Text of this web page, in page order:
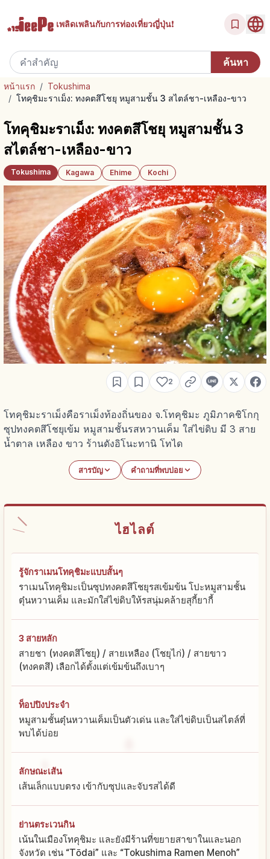
เพลิดเพลินกับการท่องเที่ยวญี่ปุ่น!
หน้าแรก / Tokushima
/ โทคุชิมะราเม็ง: ทงคตสึโชยุ หมูสามชั้น 3 สไตล์ชา-เหลือง-ขาว
โทคุชิมะราเม็ง: ทงคตสึโชยุ หมูสามชั้น 3
สไตล์ชา-เหลือง-ขาว
Tokushima Kagawa Ehime Kochi
2
โทคุชิมะราเม็งคือราเม็งท้องถิ่นของ จ.โทคุชิมะ ภูมิภาคชิโกกุ
ซุปทงคตสึโชยุเข้ม หมูสามชั้นรสหวานเค็ม ใส่ไข่ดิบ มี 3 สาย
น้ำตาล เหลือง ขาว ร้านดังอิโนะทานิ โทได
สารบัญ คำถามที่พบบ่อย
ไฮไลต์
รู้จักราเมนโทคุชิมะแบบสั้นๆ
ราเมนโทคุชิมะเป็นซุปทงคตสึโชยุรสเข้มข้น โปะหมูสามชั้น
ตุ๋นหวานเค็ม และมักใส่ไข่ดิบให้รสนุ่มคล้ายสุกี้ยากี้
3 สายหลัก
สายชา (ทงคตสึโชยุ) / สายเหลือง (โชยุไก่) / สายขาว
(ทงคตสึ) เลือกได้ตั้งแต่เข้มข้นถึงเบาๆ
ท็อปปิงประจำ
หมูสามชั้นตุ๋นหวานเค็มเป็นตัวเด่น และใส่ไข่ดิบเป็นสไตล์ที่
พบได้บ่อย
ลักษณะเส้น
เส้นเล็กแบบตรง เข้ากับซุปและจับรสได้ดี
ย่านตระเวนกิน
เน้นในเมืองโทคุชิมะ และยังมีร้านที่ขยายสาขาในและนอก
จังหวัด เช่น “Tōdai” และ “Tokushima Ramen Menoh”